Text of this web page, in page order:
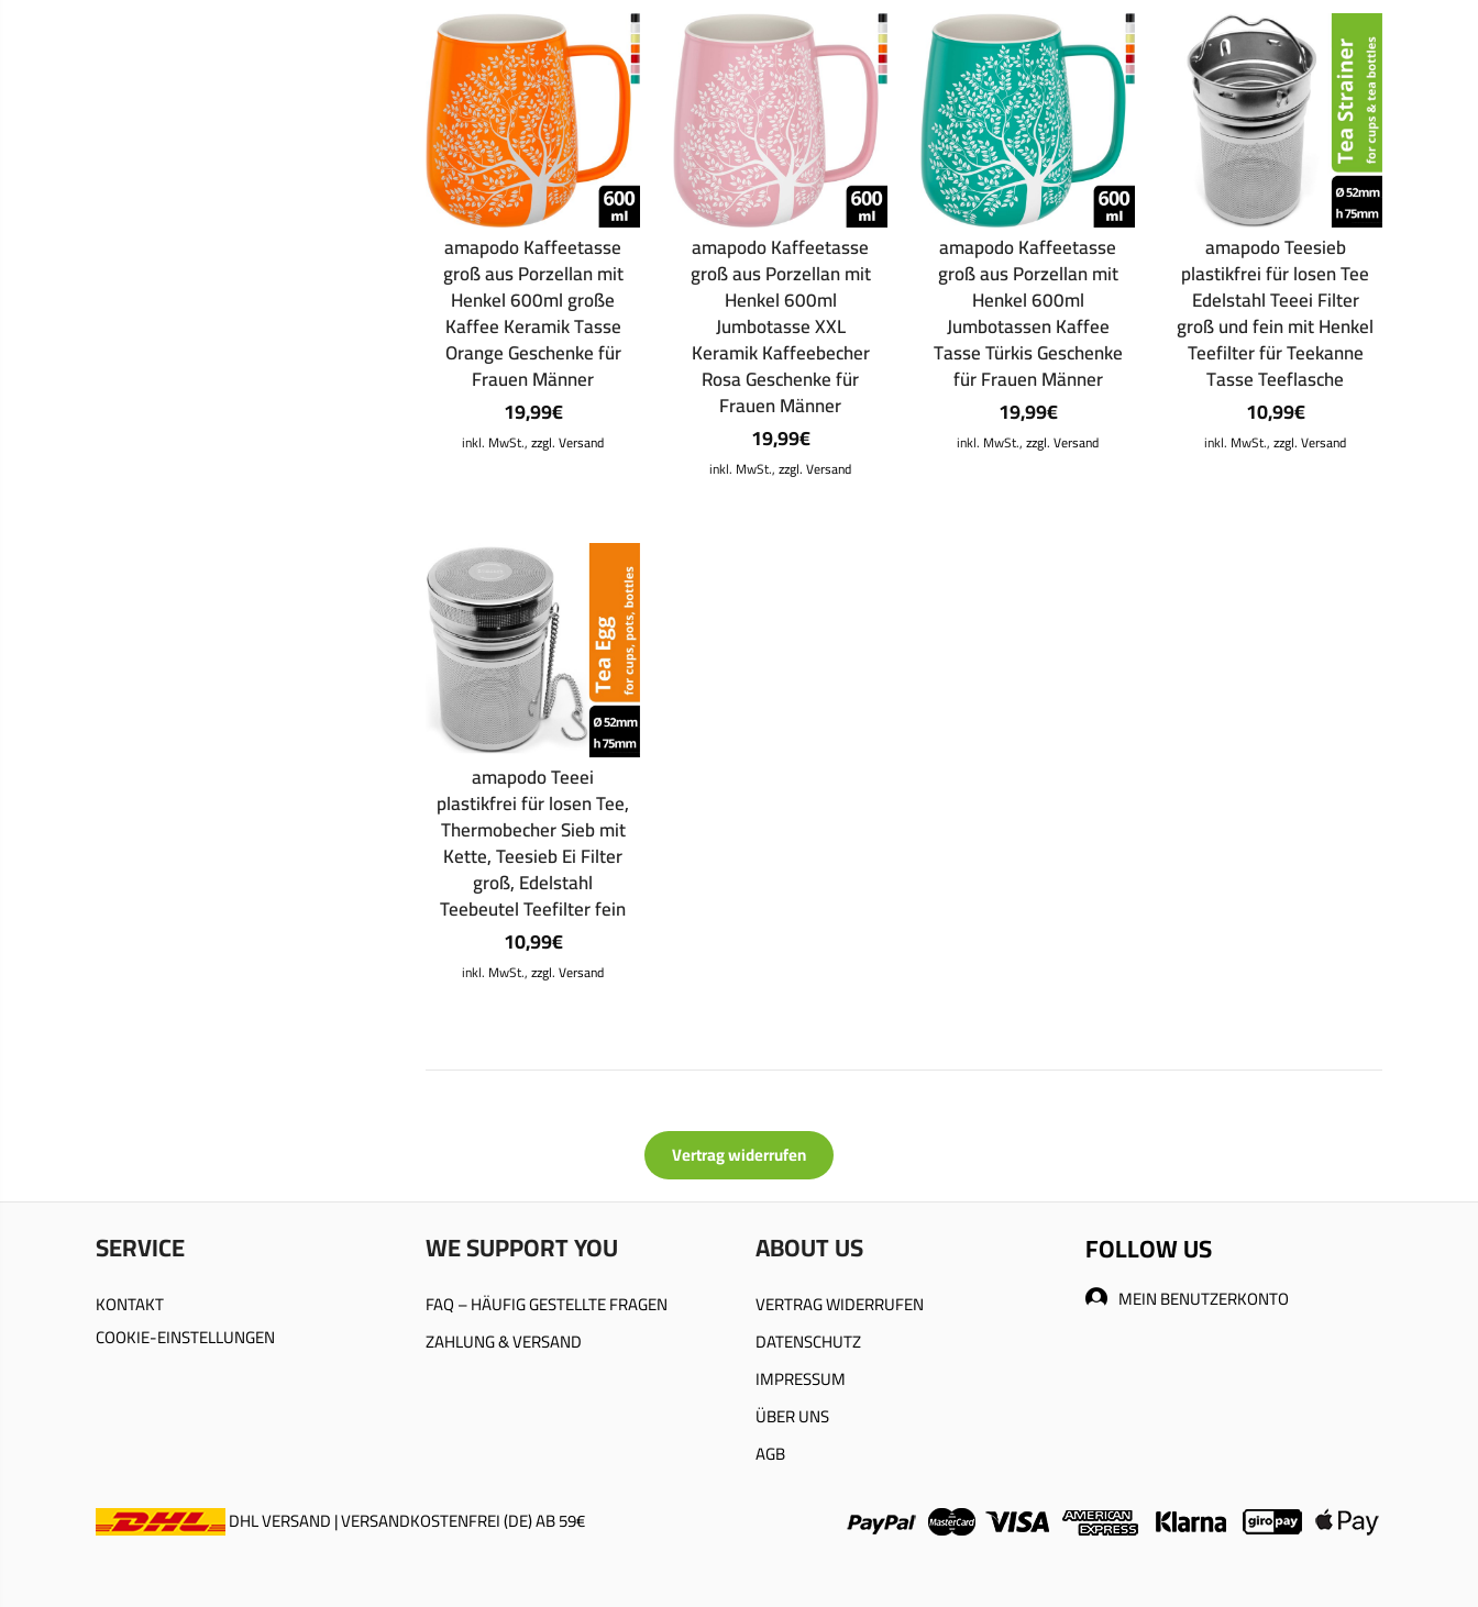
amapodo Kaffeetasse
groß aus Porzellan mit
Henkel 600ml große
Kaffee Keramik Tasse
Orange Geschenke für
Frauen Männer
19,99€
inkl. MwSt.,zzgl. Versand
amapodo Kaffeetasse
groß aus Porzellan mit
Henkel 600ml
Jumbotasse XXL
Keramik Kaffeebecher
Rosa Geschenke für
Frauen Männer
19,99€
inkl. MwSt.,zzgl. Versand
amapodo Kaffeetasse
groß aus Porzellan mit
Henkel 600ml
Jumbotassen Kaffee
Tasse Türkis Geschenke
für Frauen Männer
19,99€
inkl. MwSt.,zzgl. Versand
amapodo Teesieb
plastikfrei für losen Tee
Edelstahl Teeei Filter
groß und fein mit Henkel
Teefilter für Teekanne
Tasse Teeflasche
10,99€
inkl. MwSt.,zzgl. Versand
amapodo Teeei
plastikfrei für losen Tee,
Thermobecher Sieb mit
Kette, Teesieb Ei Filter
groß, Edelstahl
Teebeutel Teefilter fein
10,99€
inkl. MwSt.,zzgl. Versand
Vertrag widerrufen
SERVICE
KONTAKT
COOKIE-EINSTELLUNGEN
WE SUPPORT YOU
FAQ – HÄUFIG GESTELLTE FRAGEN
ZAHLUNG & VERSAND
ABOUT US
VERTRAG WIDERRUFEN
DATENSCHUTZ
IMPRESSUM
ÜBER UNS
AGB
FOLLOW US
MEIN BENUTZERKONTO
DHL VERSAND | VERSANDKOSTENFREI (DE) AB 59€